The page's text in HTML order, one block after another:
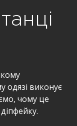
одязі виконує
чому це